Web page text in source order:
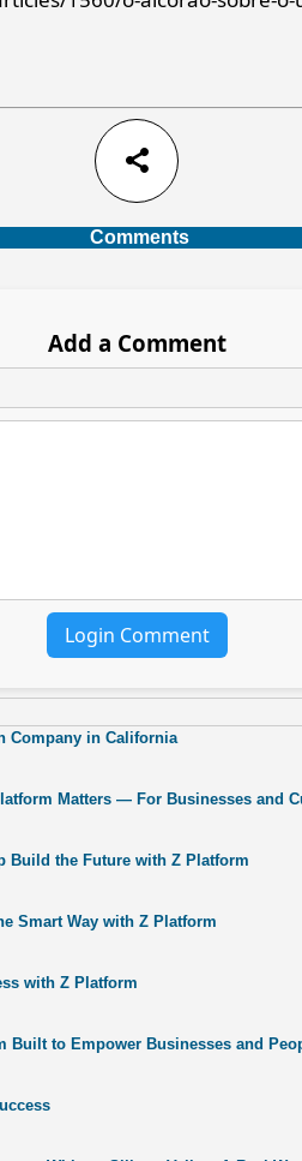
share
Comments
Add a Comment
Login Comment
Company in California
Matters — For Businesses and
Build the Future with Z Platform
Smart Way with Z Platform
with Z Platform
Built to Empower Businesses and